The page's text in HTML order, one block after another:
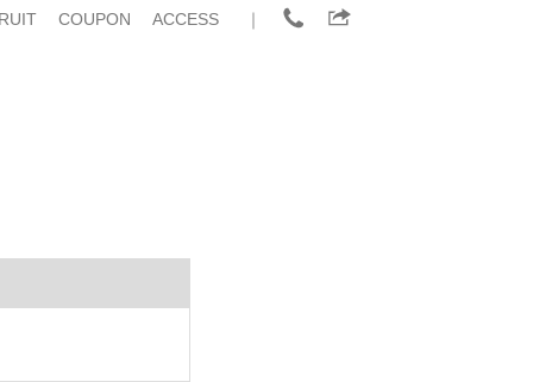
COUPON ACCESS ｜